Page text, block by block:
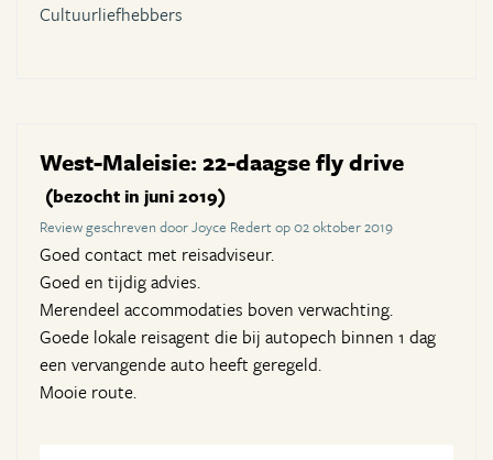
Cultuurliefhebbers
West-Maleisie: 22-daagse fly drive
(bezocht in juni 2019)
Review geschreven door Joyce Redert op 02 oktober 2019
Goed contact met reisadviseur.
Goed en tijdig advies.
Merendeel accommodaties boven verwachting.
Goede lokale reisagent die bij autopech binnen 1 dag
een vervangende auto heeft geregeld.
Mooie route.